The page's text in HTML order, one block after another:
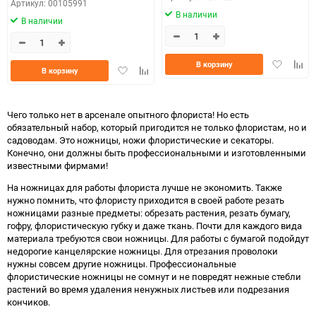
Артикул: 00105991
В наличии
ДобавитьДобавить
В корзину
В наличии
Добавить
В корзину
Чего только нет в арсенале опытного флориста! Но есть
обязательный набор, который пригодится не только флористам, но и
садоводам. Это ножницы, ножи флористические и секаторы.
Конечно, они должны быть профессиональными и изготовленными
известными фирмами!
На ножницах для работы флориста лучше не экономить. Также
нужно помнить, что флористу приходится в своей работе резать
ножницами разные предметы: обрезать растения, резать бумагу,
гофру, флористическую губку и даже ткань. Почти для каждого вида
материала требуются свои ножницы. Для работы с бумагой подойдут
недорогие канцелярские ножницы. Для отрезания проволоки
нужны совсем другие ножницы. Профессиональные
флористические ножницы не сомнут и не повредят нежные стебли
растений во время удаления ненужных листьев или подрезания
кончиков.